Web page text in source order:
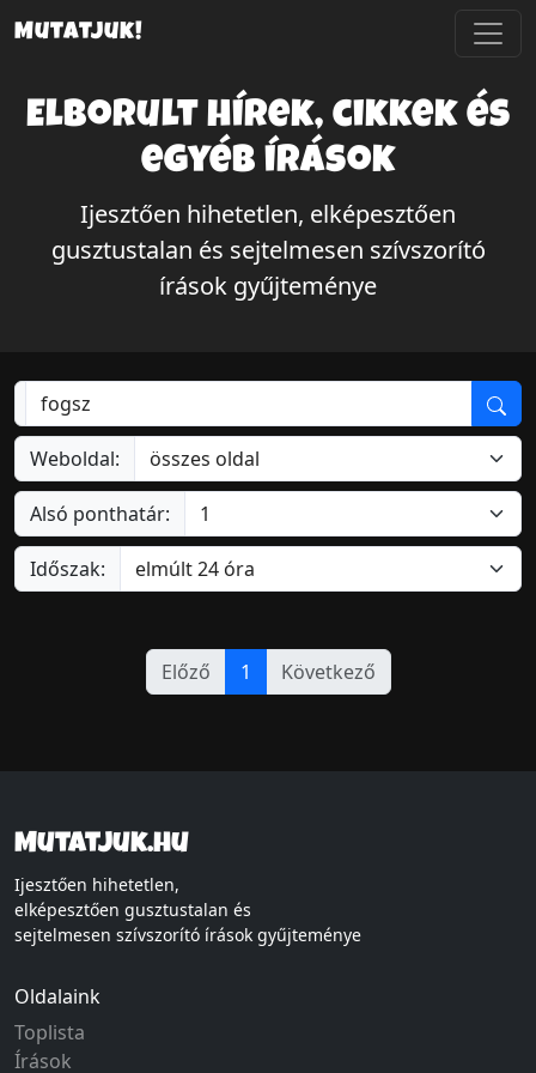
Mutatjuk!
Elborult hírek, cikkek és
egyéb írások
Ijesztően hihetetlen, elképesztően
gusztustalan és sejtelmesen szívszorító
írások gyűjteménye
Weboldal:
Alsó ponthatár:
Időszak:
Előző 1 Következő
Mutatjuk.hu
Ijesztően hihetetlen,
elképesztően gusztustalan és
sejtelmesen szívszorító írások gyűjteménye
Oldalaink
Toplista
Írások